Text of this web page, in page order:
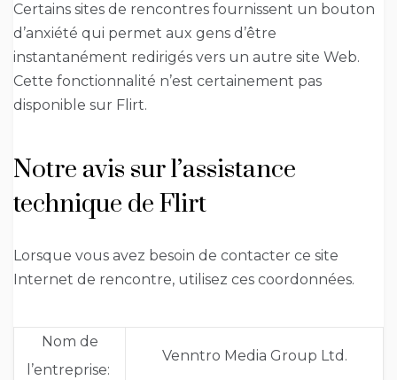
Certains sites de rencontres fournissent un bouton
d’anxiété qui permet aux gens d’être
instantanément redirigés vers un autre site Web.
Cette fonctionnalité n’est certainement pas
disponible sur Flirt.
Notre avis sur l’assistance
technique de Flirt
Lorsque vous avez besoin de contacter ce site
Internet de rencontre, utilisez ces coordonnées.
Nom de
l’entreprise:
Venntro Media Group Ltd.